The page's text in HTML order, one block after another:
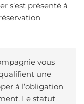
s’est présenté à
vous
une
à l’obligation
Le statut